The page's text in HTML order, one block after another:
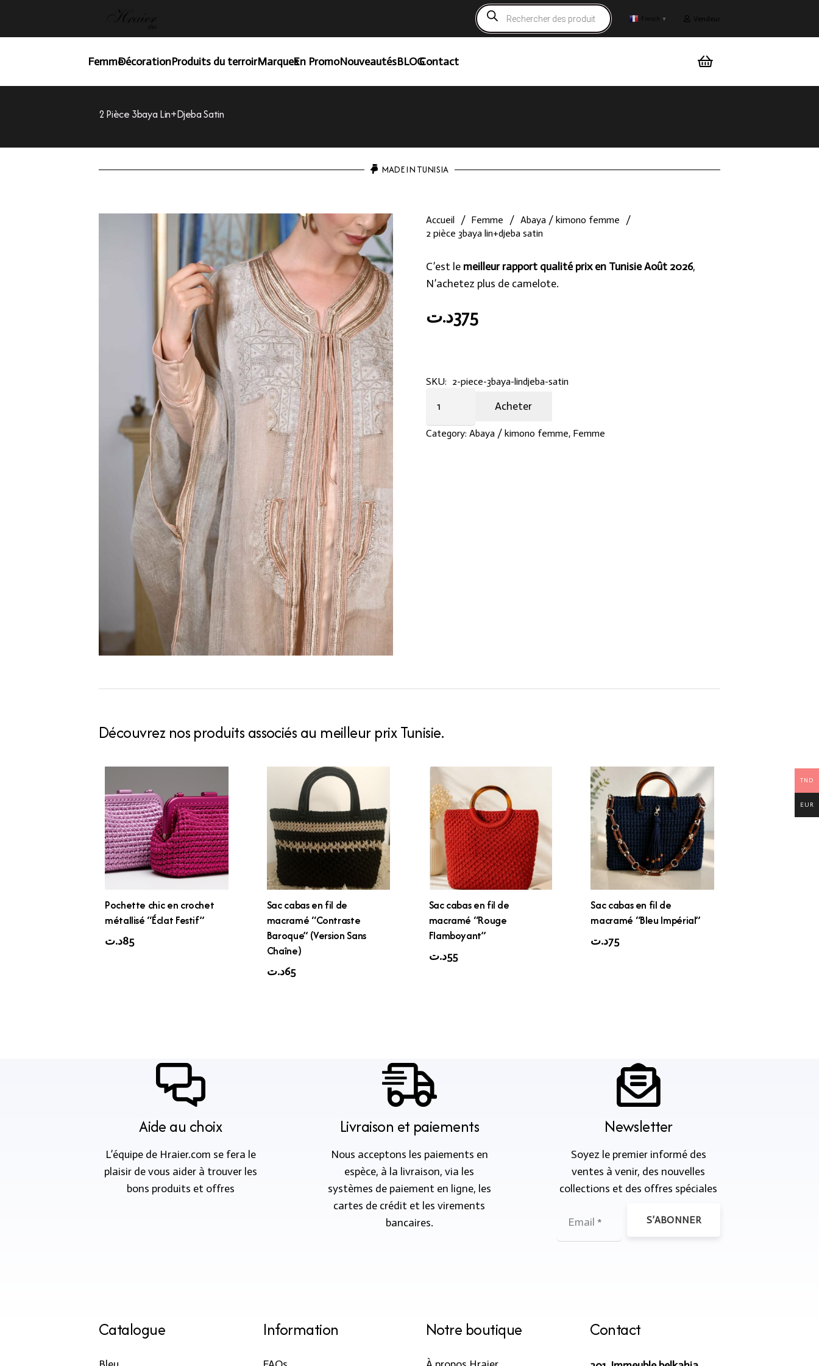
Recherche
de
produits
French ▼ Vendeur
FemmeDécorationProduits du terroirMarquesEn PromoNouveautésBLOGContact
2 Pièce 3baya Lin+djeba Satin
MADE IN TUNISIA
Accueil / Femme / Abaya / kimono femme
/
2 pièce 3baya lin+djeba satin
C’est le meilleur rapport qualité prix en Tunisie Août 2026,
N’achetez plus de camelote.
375د.ت
SKU: 2-piece-3baya-lindjeba-satin
pièce
3baya
Acheter
Category: Abaya / kimono femme, Femme
Découvrez nos produits associés au meilleur prix Tunisie.
Pochette chic en crochet
métallisé “Éclat Festif”
85د.ت
Sac cabas en fil de
macramé “Contraste
Baroque” (Version Sans
Chaîne)
65د.ت
Sac cabas en fil de
macramé “Rouge
Flamboyant”
55د.ت
Sac cabas en fil de
macramé “Bleu Impérial”
75د.ت
Aide au choix
L’équipe de Hraier.com se fera le
plaisir de vous aider à trouver les
bons produits et offres
Livraison et paiements
Nous acceptons les paiements en
espèce, à la livraison, via les
systèmes de paiement en ligne, les
cartes de crédit et les virements
bancaires.
Newsletter
Soyez le premier informé des
ventes à venir, des nouvelles
collections et des offres spéciales
S’ABONNER
Catalogue Information Notre boutique Contact
TND
EUR